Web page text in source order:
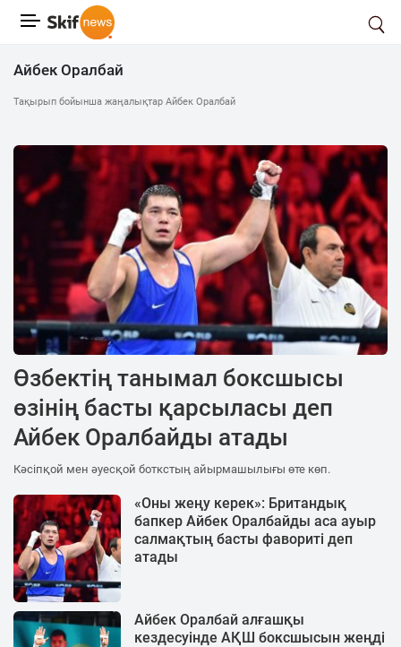
Айбек Оралбай
Тақырып бойынша жаңалықтар Айбек Оралбай
Өзбектің танымал боксшысы
өзінің басты қарсыласы деп
Айбек Оралбайды атады
Кәсіпқой мен әуесқой боткстың айырмашылығы өте көп.
«Оны жеңу керек»: Британдық
бапкер Айбек Оралбайды аса ауыр
салмақтың басты фавориті деп
атады
Айбек Оралбай алғашқы
кездесуінде АҚШ боксшысын жеңді